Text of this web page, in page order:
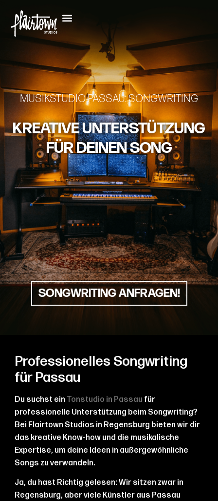
MUSIKSTUDIO PASSAU: SONGWRITING
KREATIVE UNTERSTÜTZUNG
FÜR DEINEN SONG
SONGWRITING ANFRAGEN!
Professionelles Songwriting
für Passau
Du suchst ein Tonstudio in Passau für
professionelle Unterstützung beim Songwriting?
Bei Flairtown Studios in Regensburg bieten wir dir
das kreative Know-how und die musikalische
Expertise, um deine Ideen in außergewöhnliche
Songs zu verwandeln.
Ja, du hast Richtig gelesen: Wir sitzen zwar in
Regensburg, aber viele Künstler aus Passau